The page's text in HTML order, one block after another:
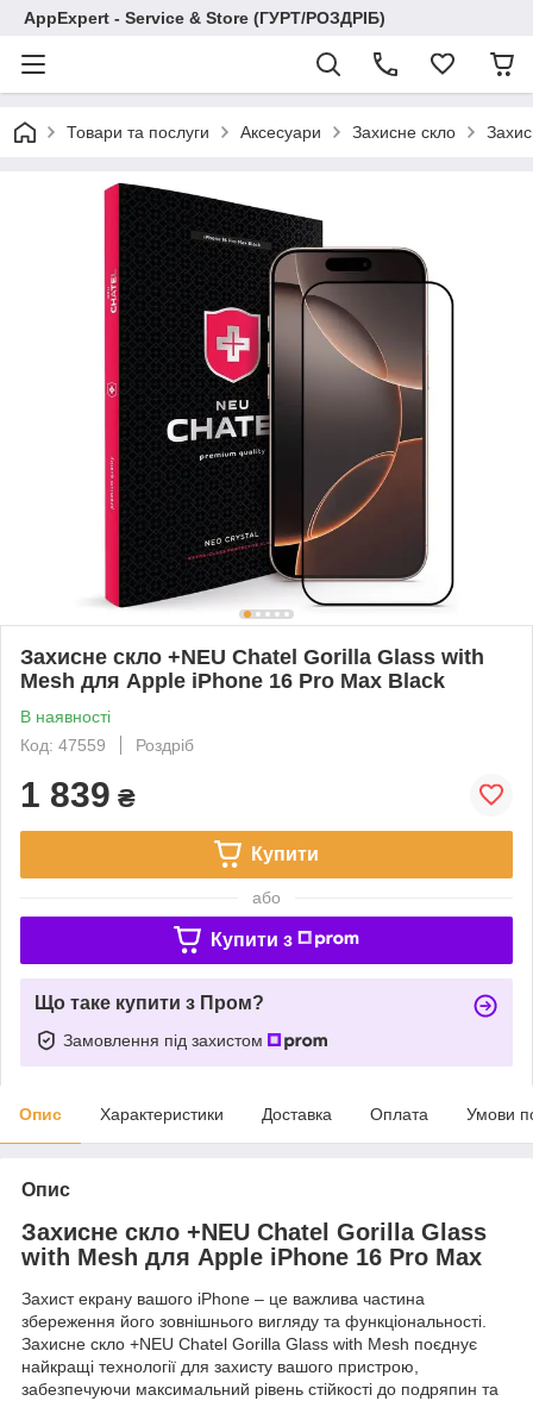
AppExpert - Service & Store (ГУРТ/РОЗДРІБ)
Товари та послуги Аксесуари Захисне скло
Захисне скло +NEU Chatel Gorilla Glass with
Mesh для Apple iPhone 16 Pro Max Black
В наявності
Код: 47559
Роздріб
1 839 ₴
Купити
або
Купити з
Що таке купити з Пром?
Замовлення під захистом
Опис Характеристики Доставка Оплата Умови
Опис
Захисне скло +NEU Chatel Gorilla Glass
with Mesh для Apple iPhone 16 Pro Max
Захист екрану вашого iPhone – це важлива частина
збереження його зовнішнього вигляду та функціональності.
Захисне скло +NEU Chatel Gorilla Glass with Mesh поєднує
найкращі технології для захисту вашого пристрою,
забезпечуючи максимальний рівень стійкості до подряпин та